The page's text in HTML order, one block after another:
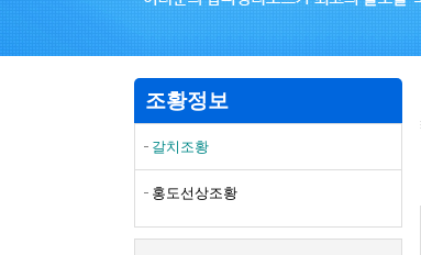
조황정보
갈치조황
홍도선상조황